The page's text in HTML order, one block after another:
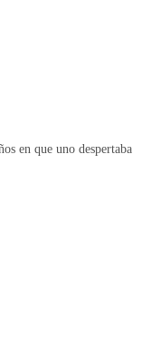
en que uno despertaba